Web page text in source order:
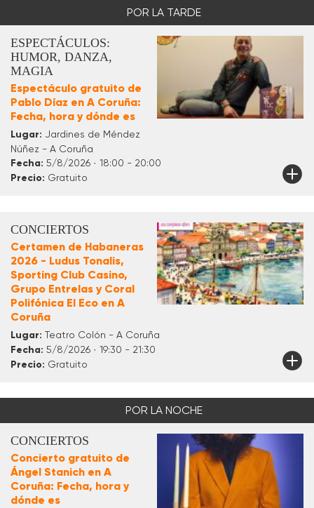
POR LA TARDE
ESPECTÁCULOS:
HUMOR, DANZA,
MAGIA
Espectáculo gratuito de
Pablo Díaz en A Coruña:
Fecha, hora y dónde es
Lugar: Jardines de Méndez
Núñez - A Coruña
Fecha: 5/8/2026 · 18:00 - 20:00
Precio: Gratuito
CONCIERTOS
Certamen de Habaneras
2026 - Ludus Tonalis,
Sporting Club Casino,
Grupo Entrelas y Coral
Polifónica El Eco en A
Coruña
Lugar: Teatro Colón - A Coruña
Fecha: 5/8/2026 · 19:30 - 21:30
Precio: Gratuito
POR LA NOCHE
CONCIERTOS
Concierto gratuito de
Ángel Stanich en A
Coruña: Fecha, hora y
dónde es